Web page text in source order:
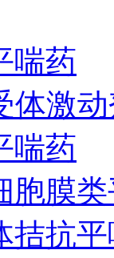
喘药
体激
喘药
胞膜
拮抗